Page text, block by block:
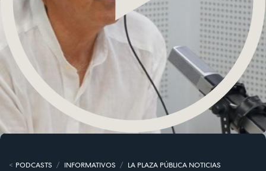
PODCASTS INFORMATIVOS LA PLAZA PÚBLICA NOTICIAS